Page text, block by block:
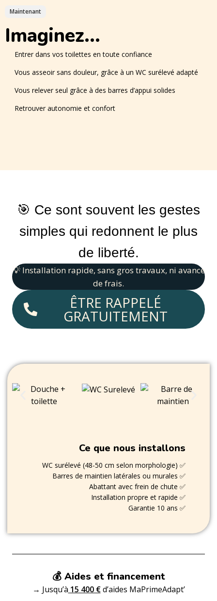
Maintenant
Imaginez...
Entrer dans vos toilettes en toute confiance
Vous asseoir sans douleur, grâce à un WC surélevé adapté
Vous relever seul grâce à des barres d’appui solides
Retrouver autonomie et confort
🎯 Ce sont souvent les gestes
simples qui redonnent le plus
de liberté.
💡 Installation rapide, sans gros travaux, ni avance
de frais.
ÊTRE RAPPELÉ
GRATUITEMENT
Ce que nous installons
WC surélevé (48-50 cm selon morphologie) ✅
Barres de maintien latérales ou murales ✅
Abattant avec frein de chute ✅
Installation propre et rapide ✅
Garantie 10 ans ✅
💰 Aides et financement
→ Jusqu’à 15 400 €d’aides MaPrimeAdapt’